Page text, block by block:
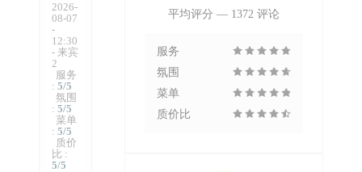
2026-
08-07
-
12:30
- 来宾
2
服务
: 5/5
氛围
: 5/5
菜单
: 5/5
质价
比 :
5/5
平均评分 — 1372 评论
服务
氛围
菜单
质价比